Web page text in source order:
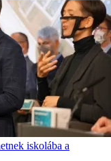
iskolába a